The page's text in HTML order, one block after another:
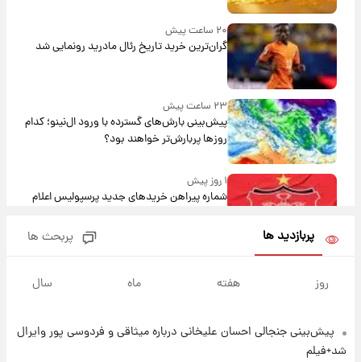
۲۰ ساعت پیش
گران‌ترین خرید تاریخ رئال مادرید رونمایی شد
۲۳ ساعت پیش
پیش‌بینی بارش‌های گسترده با ورود ال‌نینو؛ کدام
روزها پربارش‌تر خواهند بود؟
۱ روز پیش
شماره پیراهن خریدهای جدید پرسپولیس اعلام
شد+فیلم
۱ روز پیش
پربازدید ها پربحث ها
روز هفته ماه سال
پیش‌بینی جنجالی احسان علیخانی درباره میثاقی و فردوسی پور وایرال
شد+فیلم